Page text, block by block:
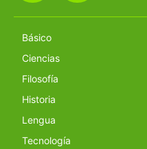
Básico
Ciencias
Filosofía
Historia
Lengua
Tecnología